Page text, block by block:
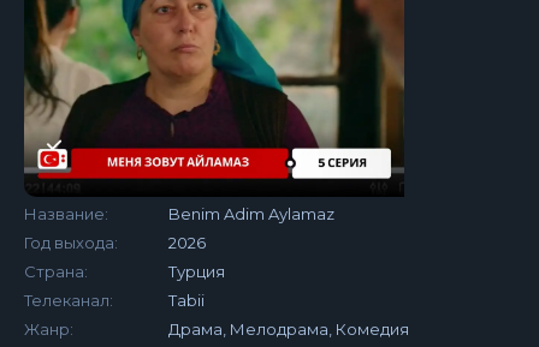
Название:
Benim Adim Aylamaz
Год выхода:
2026
Страна:
Турция
Телеканал:
Tabii
Жанр:
Драма, Мелодрама, Комедия